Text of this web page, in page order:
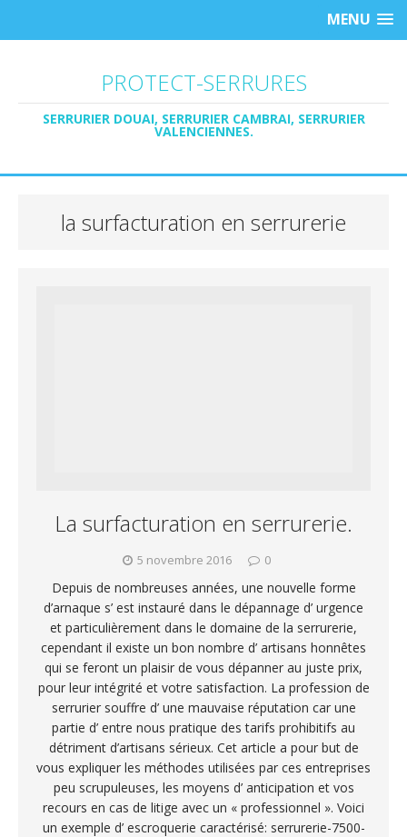
MENU
PROTECT-SERRURES
SERRURIER DOUAI, SERRURIER CAMBRAI, SERRURIER
VALENCIENNES.
la surfacturation en serrurerie
La surfacturation en serrurerie.
5 novembre 2016 0
Depuis de nombreuses années, une nouvelle forme
d’arnaque s’ est instauré dans le dépannage d’ urgence
et particulièrement dans le domaine de la serrurerie,
cependant il existe un bon nombre d’ artisans honnêtes
qui se feront un plaisir de vous dépanner au juste prix,
pour leur intégrité et votre satisfaction. La profession de
serrurier souffre d’ une mauvaise réputation car une
partie d’ entre nous pratique des tarifs prohibitifs au
détriment d’artisans sérieux. Cet article a pour but de
vous expliquer les méthodes utilisées par ces entreprises
peu scrupuleuses, les moyens d’ anticipation et vos
recours en cas de litige avec un « professionnel ». Voici
un exemple d’ escroquerie caractérisé: serrurerie-7500-